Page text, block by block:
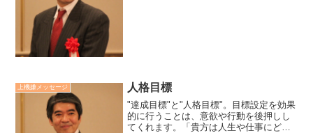
上機嫌メッセージ 人格目標
"達成目標"と"人格目標"。目標設定を効果
的に行うことは、意欲や行動を後押しし
てくれます。「貴方は人生や仕事にどん